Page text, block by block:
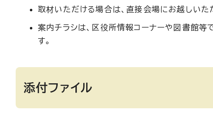
取材いただける場合は、直接会場にお越しいた
案内チラシは、区役所情報コーナーや図書館等
す。
添付ファイル